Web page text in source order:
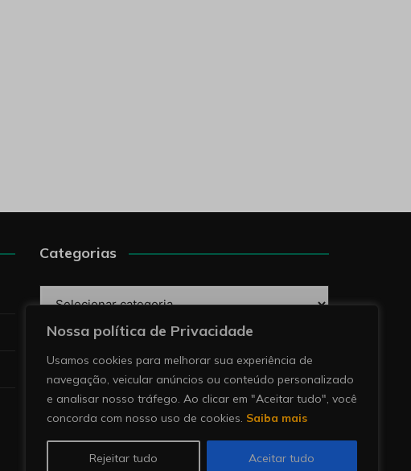
Nossa política de Privacidade
Usamos cookies para melhorar sua experiência de
navegação, veicular anúncios ou conteúdo personalizado
e analisar nosso tráfego. Ao clicar em "Aceitar tudo", você
concorda com nosso uso de cookies. Saiba mais
Rejeitar tudo Aceitar tudo
Categorias
Pesquise